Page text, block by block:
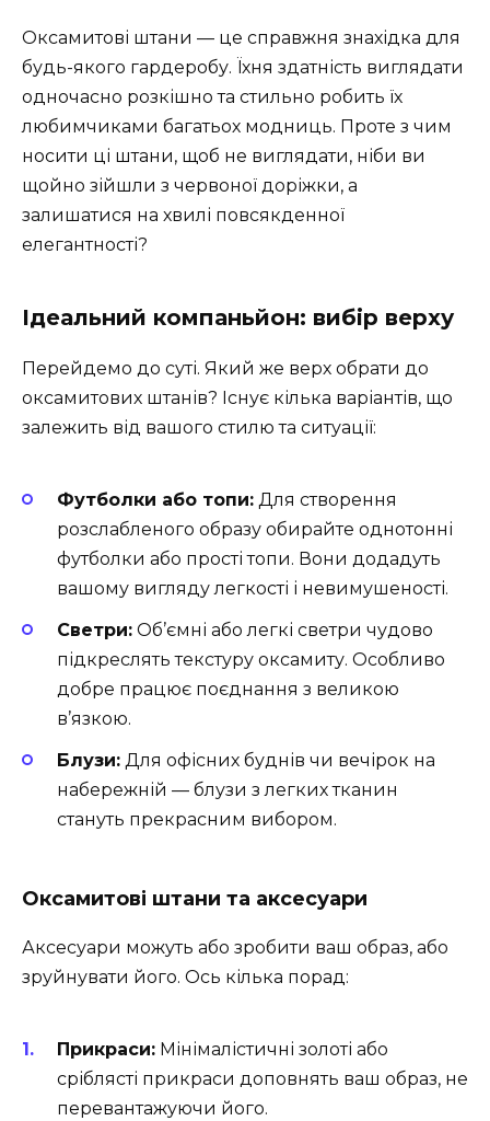
Оксамитові штани — це справжня знахідка для
будь-якого гардеробу. Їхня здатність виглядати
одночасно розкішно та стильно робить їх
любимчиками багатьох модниць. Проте з чим
носити ці штани, щоб не виглядати, ніби ви
щойно зійшли з червоної доріжки, а
залишатися на хвилі повсякденної
елегантності?
Ідеальний компаньйон: вибір верху
Перейдемо до суті. Який же верх обрати до
оксамитових штанів? Існує кілька варіантів, що
залежить від вашого стилю та ситуації:
Футболки або топи: Для створення
розслабленого образу обирайте однотонні
футболки або прості топи. Вони додадуть
вашому вигляду легкості і невимушеності.
Светри: Об’ємні або легкі светри чудово
підкреслять текстуру оксамиту. Особливо
добре працює поєднання з великою
в’язкою.
Блузи: Для офісних буднів чи вечірок на
набережній — блузи з легких тканин
стануть прекрасним вибором.
Оксамитові штани та аксесуари
Аксесуари можуть або зробити ваш образ, або
зруйнувати його. Ось кілька порад:
Прикраси: Мінімалістичні золоті або
сріблясті прикраси доповнять ваш образ, не
перевантажуючи його.